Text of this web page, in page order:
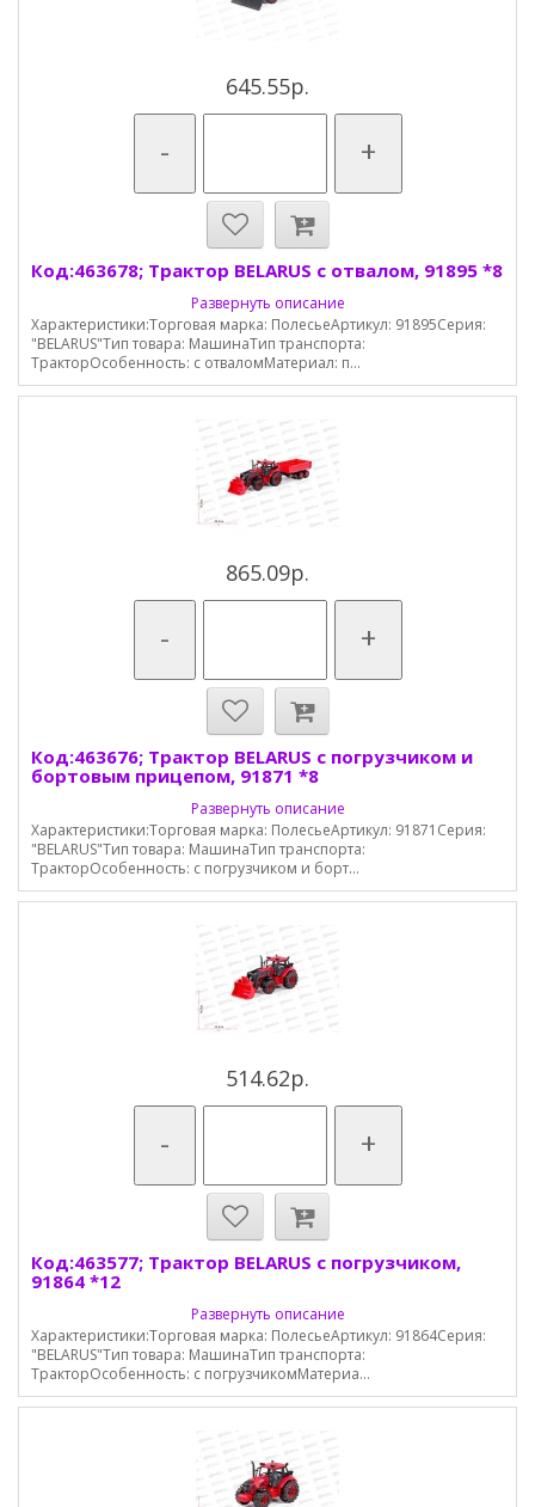
645.55р.
- +
Код:463678; Трактор BELARUS с отвалом, 91895 *8
Развернуть описание
Характеристики:Торговая марка: ПолесьеАртикул: 91895Серия:
"BELARUS"Тип товара: МашинаТип транспорта:
ТракторОсобенность: с отваломМатериал: п...
865.09р.
- +
Код:463676; Трактор BELARUS с погрузчиком и
бортовым прицепом, 91871 *8
Развернуть описание
Характеристики:Торговая марка: ПолесьеАртикул: 91871Серия:
"BELARUS"Тип товара: МашинаТип транспорта:
ТракторОсобенность: с погрузчиком и борт...
514.62р.
- +
Код:463577; Трактор BELARUS с погрузчиком,
91864 *12
Развернуть описание
Характеристики:Торговая марка: ПолесьеАртикул: 91864Серия:
"BELARUS"Тип товара: МашинаТип транспорта:
ТракторОсобенность: с погрузчикомМатериа...